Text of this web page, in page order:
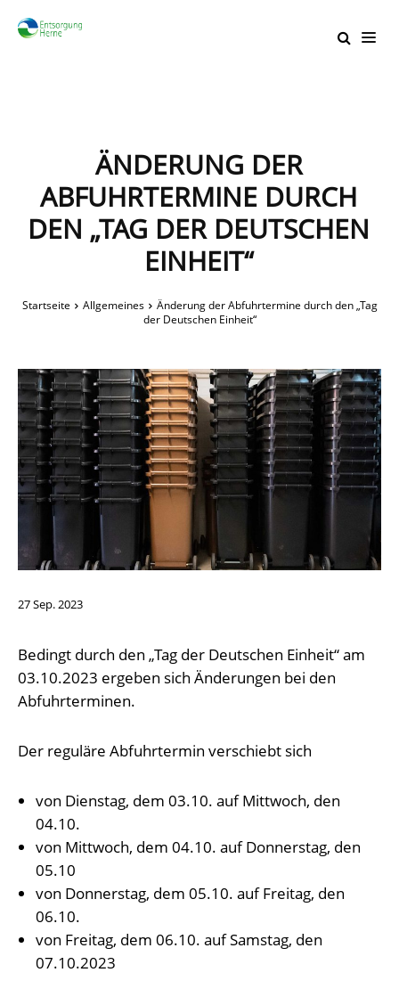
ÄNDERUNG DER
ABFUHRTERMINE DURCH
DEN „TAG DER DEUTSCHEN
EINHEIT“
Startseite Allgemeines
Änderung der Abfuhrtermine durch den „Tag
der Deutschen Einheit“
27Sep.2023
Bedingt durch den „Tag der Deutschen Einheit“ am
03.10.2023 ergeben sich Änderungen bei den
Abfuhrterminen.
Der reguläre Abfuhrtermin verschiebt sich
von Dienstag, dem 03.10. auf Mittwoch, den
04.10.
von Mittwoch, dem 04.10. auf Donnerstag, den
05.10
von Donnerstag, dem 05.10. auf Freitag, den
06.10.
von Freitag, dem 06.10. auf Samstag, den
07.10.2023